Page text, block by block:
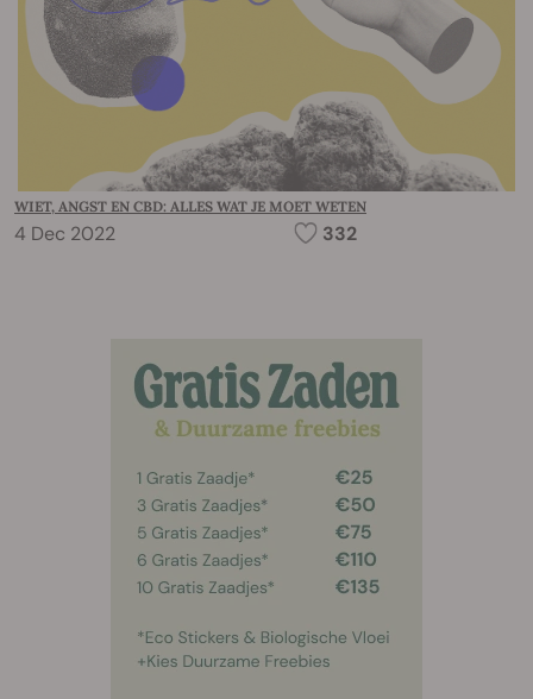
WIET, ANGST EN CBD: ALLES WAT JE MOET WETEN
4 Dec 2022 332